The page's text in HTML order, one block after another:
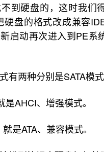
到硬盘的，这时我们
硬盘的格式改成兼容
启动再次进入到PE系
有两种分别是SATA模式
是AHCI、增强模式。
是ATA、兼容模式。